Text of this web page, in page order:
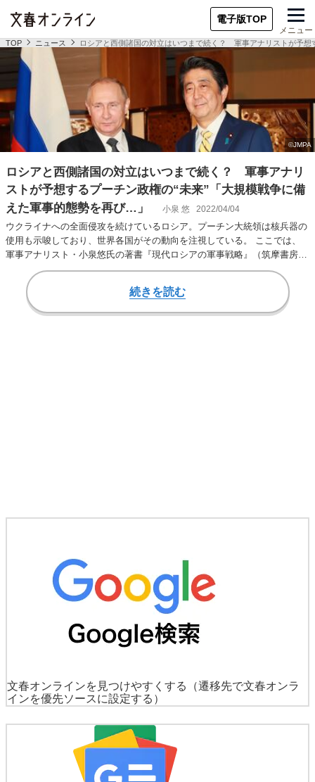
電子版TOP
メニュー
TOP ニュース ロシアと西側諸国の対立はいつまで続く？ 軍事アナリストが予
ロシアと西側諸国の対立はいつまで続く？ 軍事アナリ
ストが予想するプーチン政権の“未来”「大規模戦争に備
えた軍事的態勢を再び…」
小泉 悠 2022/04/04
ウクライナへの全面侵攻を続けているロシア。プーチン大統領は核兵器の
使用も示唆しており、世界各国がその動向を注視している。 ここでは、
軍事アナリスト・小泉悠氏の著書『現代ロシアの軍事戦略』（筑摩書房）
から一部を抜粋。…
続きを読む
文春オンラインを見つけやすくする
（遷移先で文春オンラ
インを優先ソースに設定する）